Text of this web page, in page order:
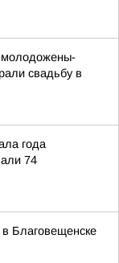
молодожены-
свадьбу в
года
74
Благовещенске